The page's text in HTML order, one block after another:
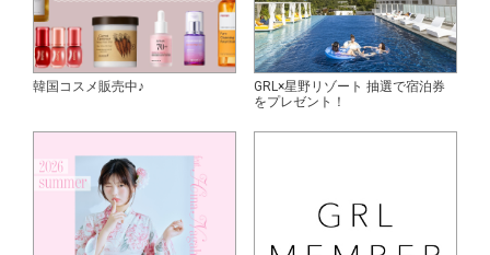
韓国コスメ販売中♪
GRL×星野リゾート 抽選で宿泊券
をプレゼント！